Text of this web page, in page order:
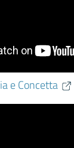
e Concetta